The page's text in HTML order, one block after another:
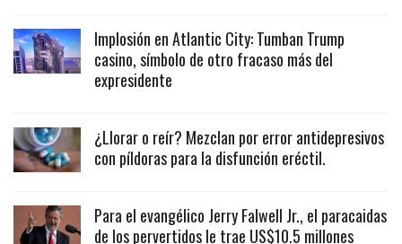
Implosión en Atlantic City: Tumban Trump
casino, símbolo de otro fracaso más del
expresidente
¿Llorar o reír? Mezclan por error antidepresivos
con píldoras para la disfunción eréctil.
Para el evangélico Jerry Falwell Jr., el paracaidas
de los pervertidos le trae US$10.5 millones